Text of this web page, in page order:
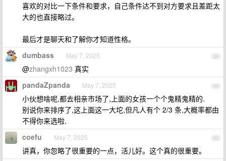
喜欢的对比一下条件和要求，自己条件达不到对方要求且差距太
大的也直接略过。
最后才是聊天和了解你才知道性格。
58
dumbass May 7, 2025
@zhangxh1023 真实
59
pandaZpanda May 7, 2025
小伙想啥呢,都去相亲市场了,上面的女孩一个个鬼精鬼精的.
别说你来排序了,这上面这一大坨,但凡人有个 2/3 条,大概率都由
不得你来选啦.
60
coefu May 7, 2025
讲真，你忽略了很重要的一点，活儿好。这个真的很重要。